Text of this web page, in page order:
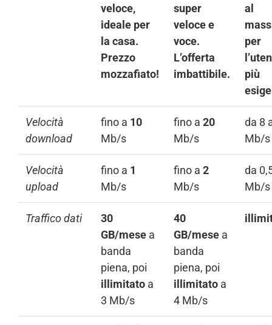
veloce,
ideale per
la casa.
Prezzo
mozzafiato!
super
veloce e
voce.
L’offerta
imbattibile.
al
per
più
Velocità
download
fino a 10
Mb/s
fino a 20
Mb/s
da 8
Mb/s
Velocità
upload
fino a 1
Mb/s
fino a 2
Mb/s
da
Mb/s
Traffico dati
30
GB/mese a
banda
piena, poi
illimitato a
3 Mb/s
40
GB/mese a
banda
piena, poi
illimitato a
4 Mb/s